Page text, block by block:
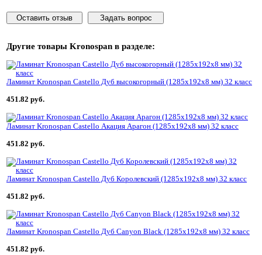
Оставить отзыв Задать вопрос
Другие товары Kronospan в разделе:
Ламинат Kronospan Castello Дуб высокогорный (1285x192x8 мм) 32 класс
451.82 руб.
Ламинат Kronospan Castello Акация Арагон (1285x192x8 мм) 32 класс
451.82 руб.
Ламинат Kronospan Castello Дуб Королевский (1285x192x8 мм) 32 класс
451.82 руб.
Ламинат Kronospan Castello Дуб Canyon Black (1285x192x8 мм) 32 класс
451.82 руб.